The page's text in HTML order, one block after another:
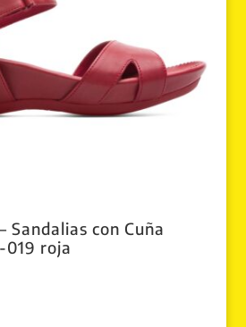
Sandalias con Cuña
019 roja